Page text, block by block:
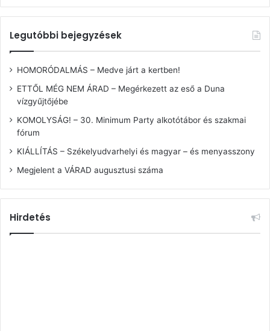
Legutóbbi bejegyzések
HOMORÓDALMÁS – Medve járt a kertben!
ETTŐL MÉG NEM ÁRAD – Megérkezett az eső a Duna
vízgyűjtőjébe
KOMOLYSÁG! – 30. Minimum Party alkotótábor és szakmai
fórum
KIÁLLÍTÁS – Székelyudvarhelyi és magyar – és menyasszony
Megjelent a VÁRAD augusztusi száma
Hirdetés